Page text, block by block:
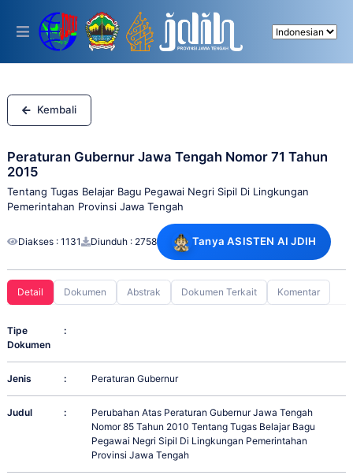
This
includes
accessibility
system.
Kembali
Peraturan Gubernur Jawa Tengah Nomor 71 Tahun
2015
Tentang Tugas Belajar Bagu Pegawai Negri Sipil Di Lingkungan
Pemerintahan Provinsi Jawa Tengah
Diakses : 1131 Diunduh : 2758 Tanya ASISTEN AI JDIH
Detail Dokumen Abstrak Dokumen Terkait Komentar
Tipe
Dokumen
:
Jenis : Peraturan Gubernur
Judul :
Perubahan Atas Peraturan Gubernur Jawa Tengah
Nomor 85 Tahun 2010 Tentang Tugas Belajar Bagu
Pegawai Negri Sipil Di Lingkungan Pemerintahan
Provinsi Jawa Tengah